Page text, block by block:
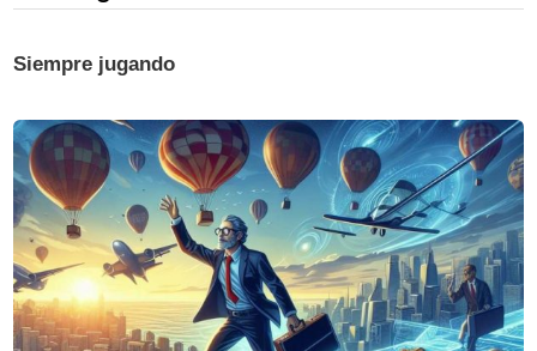
Siempre jugando